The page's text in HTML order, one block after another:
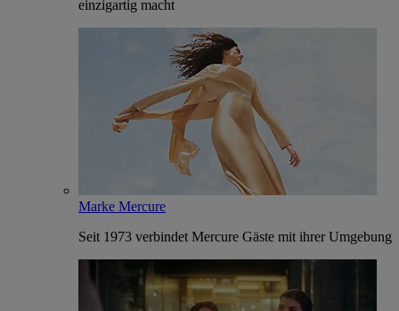
einzigartig macht
Marke Mercure
Seit 1973 verbindet Mercure Gäste mit ihrer Umgebung